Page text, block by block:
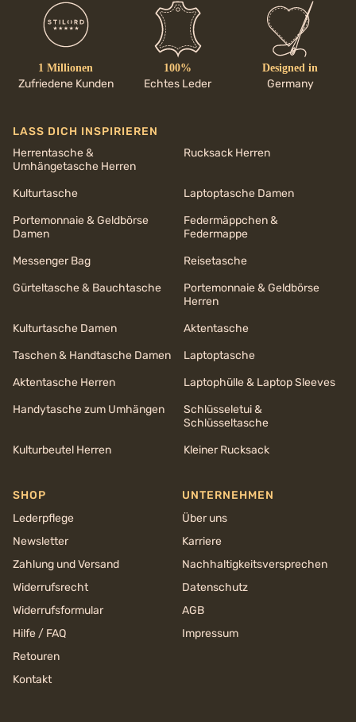
1 Millionen
Zufriedene Kunden
100%
Echtes Leder
Designed in
Germany
LASS DICH INSPIRIEREN
Herrentasche &
Umhängetasche Herren
Rucksack Herren
Kulturtasche
Laptoptasche Damen
Portemonnaie & Geldbörse
Damen
Federmäppchen &
Federmappe
Messenger Bag
Reisetasche
Gürteltasche & Bauchtasche
Portemonnaie & Geldbörse
Herren
Kulturtasche Damen
Aktentasche
Taschen & Handtasche Damen
Laptoptasche
Aktentasche Herren
Laptophülle & Laptop Sleeves
Handytasche zum Umhängen
Schlüsseletui &
Schlüsseltasche
Kulturbeutel Herren
Kleiner Rucksack
SHOP
Lederpflege
Newsletter
Zahlung und Versand
Widerrufsrecht
Widerrufsformular
Hilfe / FAQ
Retouren
Kontakt
UNTERNEHMEN
Über uns
Karriere
Nachhaltigkeits­versprechen
Datenschutz
AGB
Impressum